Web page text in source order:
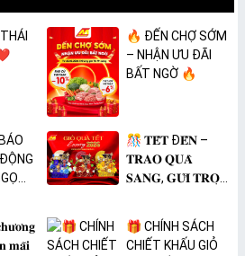
❤️
🔥 ĐẾN CHỢ SỚM
– NHẬN ƯU ĐÃI
BẤT NGỜ 🔥
🎊 𝐓𝐄̂́𝐓 Đ𝐄̂́𝐍 –
𝐓𝐑𝐀𝐎 𝐐𝐔𝐀̀
𝐒𝐀𝐍𝐆, 𝐆𝐔̛̉𝐈 𝐓𝐑𝐎̣𝐍
𝐦𝐚̃𝐢
🎁 CHÍNH SÁCH
CHIẾT KHẤU GIỎ